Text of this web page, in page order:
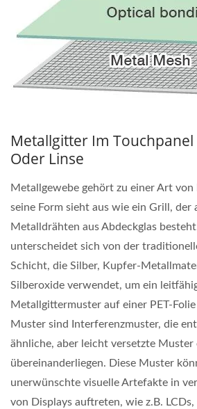
Metallgitter Im Touchpanel
Oder Linse
Metallgewebe gehört zu einer Art
seine Form sieht aus wie ein Grill, der
Metalldrähten aus Abdeckglas
unterscheidet sich von der
Schicht, die Silber, Kupfer-
Silberoxide verwendet, um ein
Metallgittermuster auf einer PET-
Muster sind Interferenzmuster, die
ähnliche, aber leicht versetzte
übereinanderliegen. Diese Muster
unerwünschte visuelle Artefakte in
von Displays auftreten, wie z.B.